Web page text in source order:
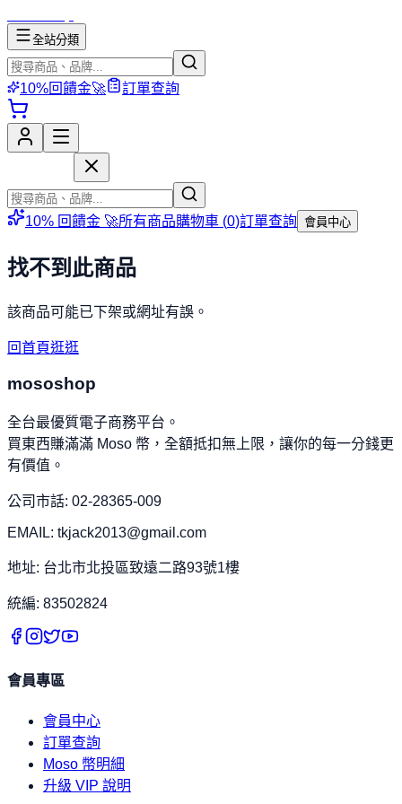
全站分類
10%回饋金🚀 訂單查詢
10% 回饋金 🚀所有商品購物車 (0)訂單查詢 會員中心
找不到此商品
該商品可能已下架或網址有誤。
回首頁逛逛
mososhop
全台最優質電子商務平台。
買東西賺滿滿 Moso 幣，全額抵扣無上限，讓你的每一分錢更
有價值。
公司市話: 02-28365-009
EMAIL: tkjack2013@gmail.com
地址: 台北市北投區致遠二路93號1樓
統編: 83502824
會員專區
會員中心
訂單查詢
Moso 幣明細
升級 VIP 說明